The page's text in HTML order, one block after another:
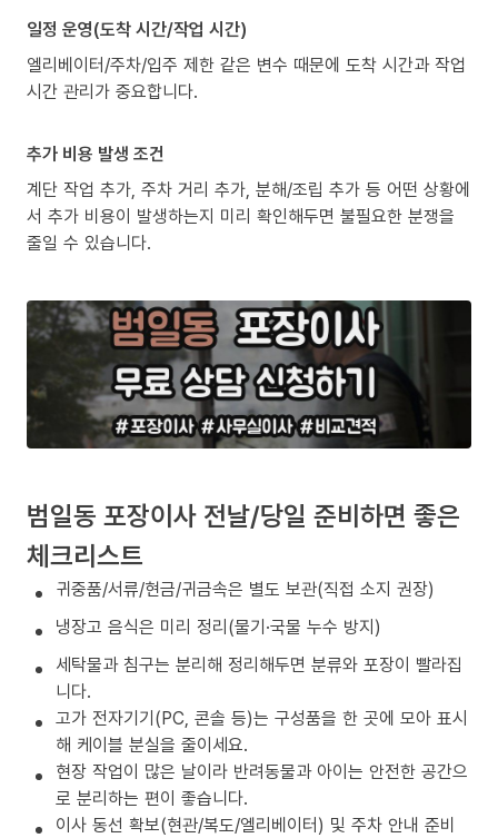
일정 운영(도착 시간/작업 시간)
엘리베이터/주차/입주 제한 같은 변수 때문에 도착 시간과 작업
시간 관리가 중요합니다.
추가 비용 발생 조건
계단 작업 추가, 주차 거리 추가, 분해/조립 추가 등 어떤 상황에
서 추가 비용이 발생하는지 미리 확인해두면 불필요한 분쟁을
줄일 수 있습니다.
범일동 포장이사 전날/당일 준비하면 좋은
체크리스트
귀중품/서류/현금/귀금속은 별도 보관(직접 소지 권장)
냉장고 음식은 미리 정리(물기·국물 누수 방지)
세탁물과 침구는 분리해 정리해두면 분류와 포장이 빨라집
니다.
고가 전자기기(PC, 콘솔 등)는 구성품을 한 곳에 모아 표시
해 케이블 분실을 줄이세요.
현장 작업이 많은 날이라 반려동물과 아이는 안전한 공간으
로 분리하는 편이 좋습니다.
이사 동선 확보(현관/복도/엘리베이터) 및 주차 안내 준비